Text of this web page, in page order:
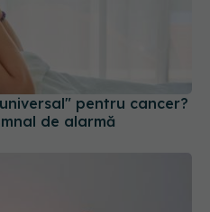
pentru cancer?
de alarmă